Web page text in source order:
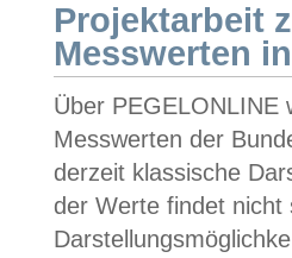
Projektarbeit
Messwerten
Über PEGELONLINE
Messwerten der
derzeit klassische
der Werte findet